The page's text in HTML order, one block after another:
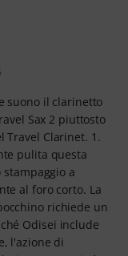
suono il clarinetto
Sax 2 piuttosto
Travel Clarinet. 1.
pulita questa
a
al foro corto. La
richiede un
Odisei include
l'azione di